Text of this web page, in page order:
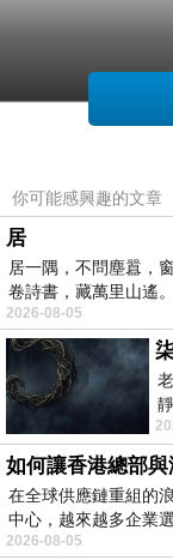
你可能感興趣的文章
居
居一隅，不問塵囂，
卷詩書，藏萬里山遙。
2026-08-05
如何讓香港總部
在全球供應鏈重組的
中心，越來越多企業
2026-08-05